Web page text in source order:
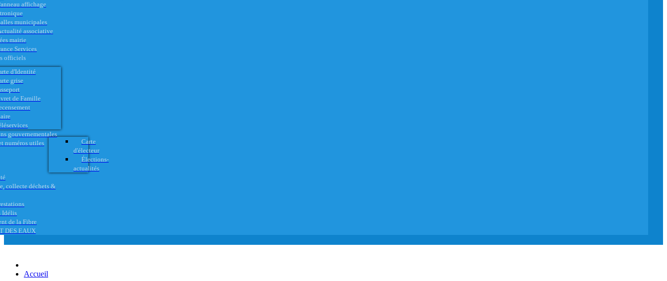
affichage
municipales
associative
mairie
Services
officiels
d'Identité
grise
de Famille
gouvernementales
numéros utiles
Carte
d'électeur
Élections-
actualités
collecte déchets &
Idélis
de la Fibre
DES EAUX
Accueil